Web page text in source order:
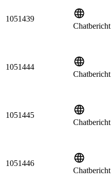
1051439
Chatbericht
1051444
Chatbericht
1051445
Chatbericht
1051446
Chatbericht